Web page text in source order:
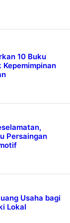
10 Buku
Kepemimpinan
Persaingan
Usaha bagi
Lokal